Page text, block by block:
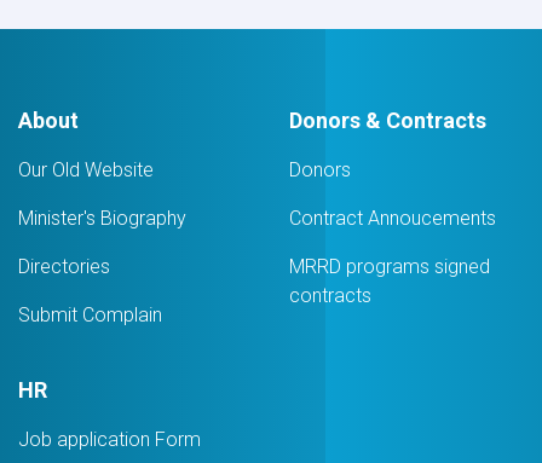
About
Our Old Website
Minister's Biography
Directories
Submit Complain
Donors & Contracts
Donors
Contract Annoucements
MRRD programs signed
contracts
HR
Job application Form